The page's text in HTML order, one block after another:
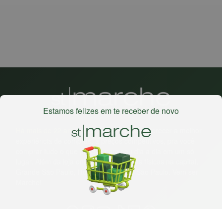
Há mais de 22 anos, o St. Marche busca oferecer a melhor
experiência de compras, a preços competitivos, pra você
comprar tudo o que precisa para seu dia a dia em um só
lugar. Além da loja online temos 31 lojas físicas na capital,
Grande São Paulo, litoral e interior de São Paulo. Vem ser
Estamos felizes em te receber de novo